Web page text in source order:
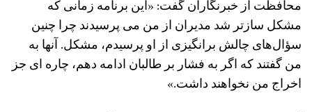
محافظت از خبرنگاران گفت: «این برنامه زمانی که
مشکل سازتر شد مدیران از من می‌ پرسیدند چرا چنین
سؤال‌های چالش ‌برانگیزی از او پرسیدم، مشکل‌. آنها به
من گفتند که اگر به فشار بر طالبان ادامه دهم، چاره ‌ای جز
اخراج من نخواهند داشت.»